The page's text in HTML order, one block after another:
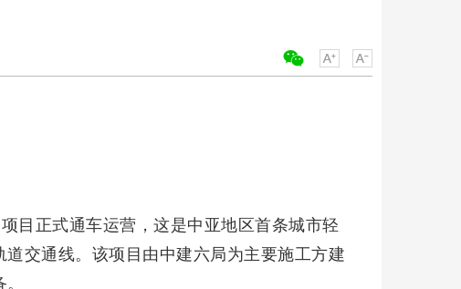
目正式通车运营，这是中亚地区首条城市轻
交通线。该项目由中建六局为主要施工方建